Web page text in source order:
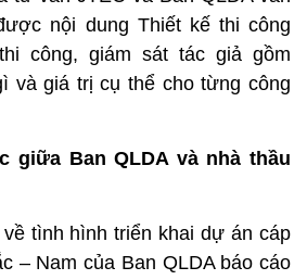
nội dung Thiết kế thi công
công, giám sát tác giả gồm
và giá trị cụ thể cho từng công
giữa Ban QLDA và nhà thầu
tình hình triển khai dự án cáp
– Nam của Ban QLDA báo cáo